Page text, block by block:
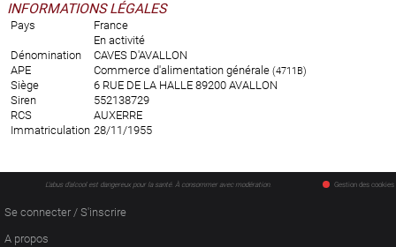
INFORMATIONS LÉGALES
Pays
France
En activité
Dénomination
CAVES D'AVALLON
APE
Commerce d'alimentation générale (4711B)
Siège
6 RUE DE LA HALLE 89200 AVALLON
Siren
552138729
RCS
AUXERRE
Immatriculation 28/11/1955
Gestion des cookies
L'abus d'alcool est dangereux pour la santé. À consommer avec modération.
Se connecter / S'inscrire
A propos